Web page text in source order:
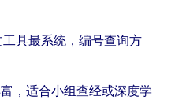
具最系统，编号查询方
，适合小组查经或深度学